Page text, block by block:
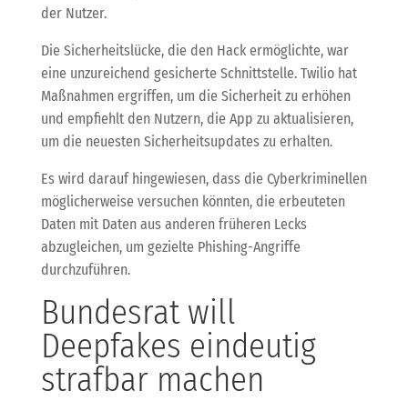
der Nutzer.
Die Sicherheitslücke, die den Hack ermöglichte, war
eine unzureichend gesicherte Schnittstelle. Twilio hat
Maßnahmen ergriffen, um die Sicherheit zu erhöhen
und empfiehlt den Nutzern, die App zu aktualisieren,
um die neuesten Sicherheitsupdates zu erhalten.
Es wird darauf hingewiesen, dass die Cyberkriminellen
möglicherweise versuchen könnten, die erbeuteten
Daten mit Daten aus anderen früheren Lecks
abzugleichen, um gezielte Phishing-Angriffe
durchzuführen.
Bundesrat will
Deepfakes eindeutig
strafbar machen